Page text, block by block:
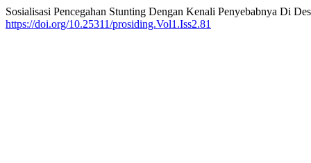
Sosialisasi Pencegahan Stunting Dengan Kenali Penyebabnya Di
https://doi.org/10.25311/prosiding.Vol1.Iss2.81